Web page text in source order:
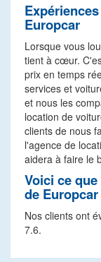
Europcar
Lorsque vous
tient à cœur.
prix en temps
services et
et nous les
location de
clients de nous
l'agence de
aidera à faire le
Voici ce
de Europcar
Nos clients ont
7.6.